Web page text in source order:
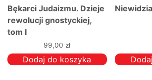
Bękarci Judaizmu. Dzieje
rewolucji gnostyckiej,
tom I
99,00zł
Dodaj do koszyka